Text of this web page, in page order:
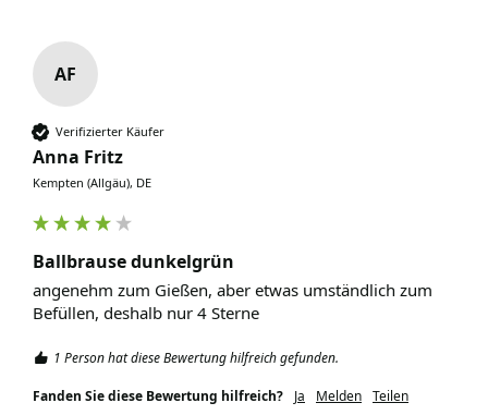
AF
Verifizierter Käufer
Anna Fritz
Kempten (Allgäu), DE
Ballbrause dunkelgrün
angenehm zum Gießen, aber etwas umständlich zum
Befüllen, deshalb nur 4 Sterne
1 Person hat diese Bewertung hilfreich gefunden.
Fanden Sie diese Bewertung hilfreich? Ja Melden Teilen